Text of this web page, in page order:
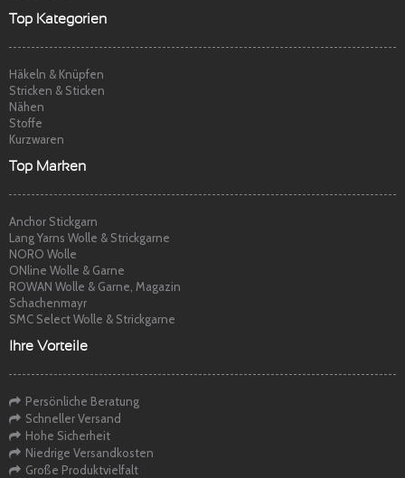
Top Kategorien
Häkeln & Knüpfen
Stricken & Sticken
Nähen
Stoffe
Kurzwaren
Top Marken
Anchor Stickgarn
Lang Yarns Wolle & Strickgarne
NORO Wolle
ONline Wolle & Garne
ROWAN Wolle & Garne, Magazin
Schachenmayr
SMC Select Wolle & Strickgarne
Ihre Vorteile
Persönliche Beratung
Schneller Versand
Hohe Sicherheit
Niedrige Versandkosten
Große Produktvielfalt